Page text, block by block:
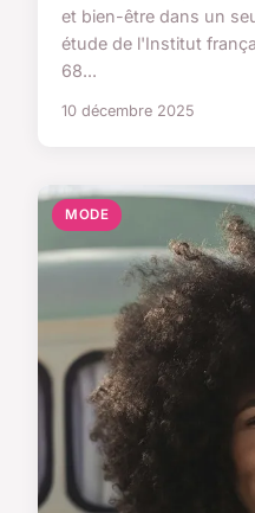
et bien-être dans un
étude de l'Institut
68...
10 décembre 2025
MODE